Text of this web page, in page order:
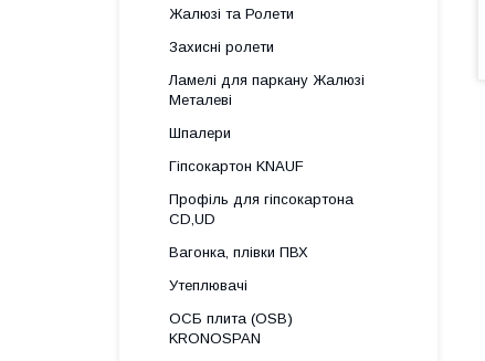
Жалюзі та Ролети
Захисні ролети
Ламелі для паркану Жалюзі
Металеві
Шпалери
Гіпсокартон KNAUF
Профіль для гіпсокартона
CD,UD
Вагонка, плівки ПВХ
Утеплювачі
ОСБ плита (OSB)
KRONOSPAN